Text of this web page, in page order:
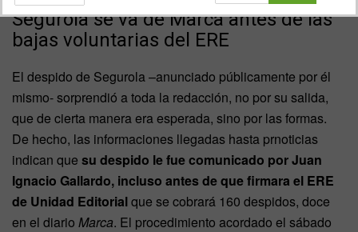
Segurola se va de Marca antes de las
bajas voluntarias del ERE
El despido de Segurola –anunciado públicamente por él
mismo- sorprendió a toda la redacción, no por su salida,
que de cierta manera era esperada, sino por las formas.
De hecho, las informaciones llegadas hasta prnoticias
indican que su despido le fue comunicado por Juan
Ignacio Gallardo, incluso antes de que firmara el ERE
de Unidad Editorialque se cobrará 160 despidos, doce
en el diario Marca. El procedimiento acordado el sábado